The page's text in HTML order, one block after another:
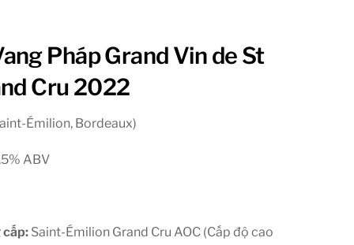
Pháp Grand Vin de St
Cru 2022
Émilion, Bordeaux)
ABV
cấp:Saint-Émilion Grand Cru AOC (Cấp độ cao